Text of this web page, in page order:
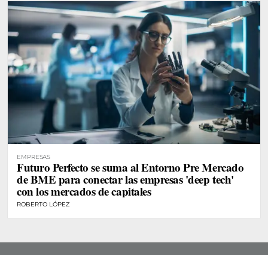
EMPRESAS
Futuro Perfecto se suma al Entorno Pre Mercado
de BME para conectar las empresas 'deep tech'
con los mercados de capitales
ROBERTO LÓPEZ